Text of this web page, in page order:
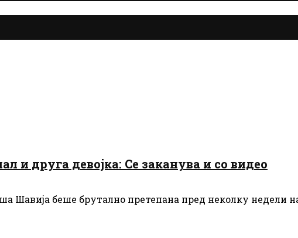
и друга девојка: Се заканува и со видео
Шавија беше брутално претепана пред неколку недели